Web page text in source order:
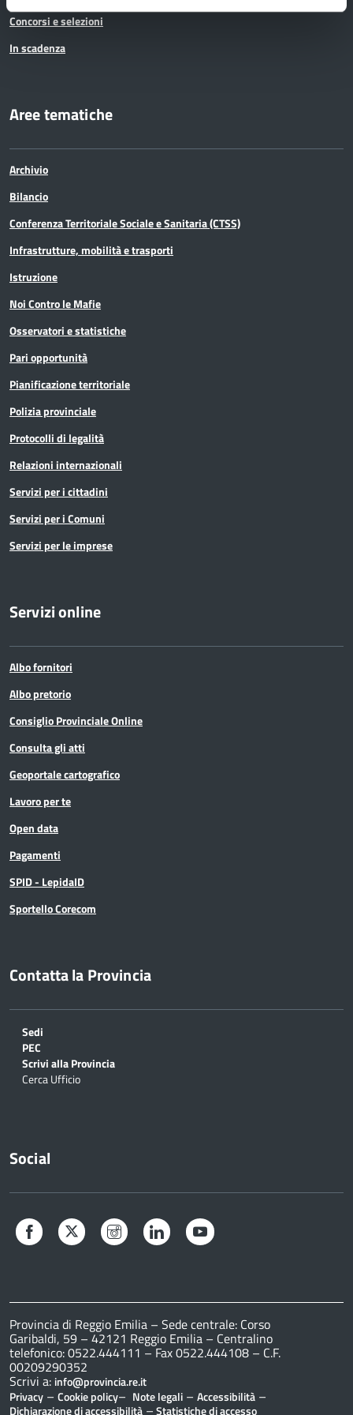
Concorsi e selezioni
In scadenza
Aree tematiche
Archivio
Bilancio
Conferenza Territoriale Sociale e Sanitaria (CTSS)
Infrastrutture, mobilità e trasporti
Istruzione
Noi Contro le Mafie
Osservatori e statistiche
Pari opportunità
Pianificazione territoriale
Polizia provinciale
Protocolli di legalità
Relazioni internazionali
Servizi per i cittadini
Servizi per i Comuni
Servizi per le imprese
Servizi online
Albo fornitori
Albo pretorio
Consiglio Provinciale Online
Consulta gli atti
Geoportale cartografico
Lavoro per te
Open data
Pagamenti
SPID - LepidaID
Sportello Corecom
Contatta la Provincia
Sedi
PEC
Scrivi alla Provincia
Cerca Ufficio
Social
Facebook Twitter Instagram LinkedIn
Provincia di Reggio Emilia – Sede centrale: Corso
Garibaldi, 59 – 42121 Reggio Emilia – Centralino
telefonico: 0522.444111 – Fax 0522.444108 – C.F.
00209290352
Scrivi a: info@provincia.re.it
Privacy – Cookie policy– Note legali – Accessibilità –
Dichiarazione di accessibilità –Statistiche di accesso